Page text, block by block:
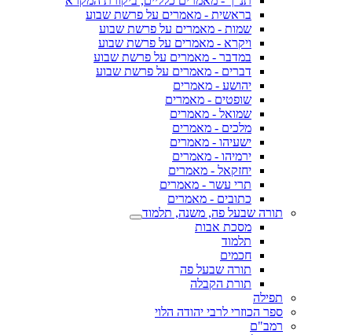
בראשית - מאמרים על פרשת שבוע
שמות - מאמרים על פרשת שבוע
ויקרא - מאמרים על פרשת שבוע
במדבר - מאמרים על פרשת שבוע
דברים - מאמרים על פרשת שבוע
יהושע - מאמרים
שופטים - מאמרים
שמואל - מאמרים
מלכים - מאמרים
ישעיהו - מאמרים
ירמיהו - מאמרים
יחזקאל - מאמרים
תרי עשר - מאמרים
כתובים - מאמרים
תורה שבעל פה, משנה, תלמוד
מסכת אבות
תלמוד
חכמים
תורה שבעל פה
תורת הקבלה
תפילה
ספר הכוזרי לרבי יהודה הלוי
רמב"ם